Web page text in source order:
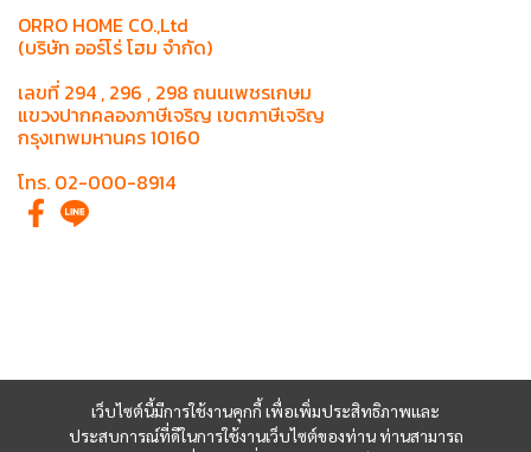
เว็บไซต์นี้มีการใช้งานคุกกี้ เพื่อเพิ่มประสิทธิภาพและ
ประสบการณ์ที่ดีในการใช้งานเว็บไซต์ของท่าน ท่านสามารถ
ORRO HOME CO.,Ltd
(บริษัท ออร์โร่ โฮม จำกัด)
เลขที่ 294 , 296 , 298 ถนนเพชรเกษม
แขวงปากคลองภาษีเจริญ เขตภาษีเจริญ
กรุงเทพมหานคร 10160
โทร. 02-000-8914